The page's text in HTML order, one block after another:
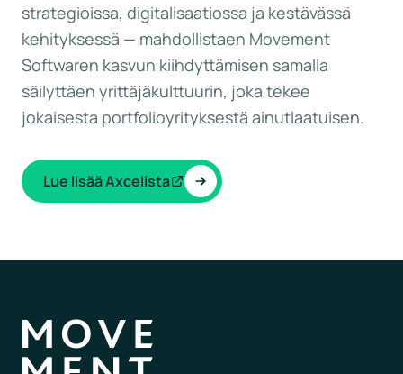
strategioissa, digitalisaatiossa ja kestävässä
kehityksessä — mahdollistaen Movement
Softwaren kasvun kiihdyttämisen samalla
säilyttäen yrittäjäkulttuurin, joka tekee
jokaisesta portfolioyrityksestä ainutlaatuisen.
Lue lisää Axcelista